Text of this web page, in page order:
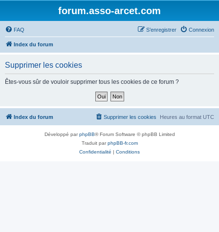
forum.asso-arcet.com
FAQ Connexion
S’enregistrer
Index du forum
Supprimer les cookies
Êtes-vous sûr de vouloir supprimer tous les cookies de ce forum ?
Index du forum Heures au format UTC
Supprimer les cookies
Développé parphpBB® Forum Software © phpBB Limited
Traduit parphpBB-fr.com
Confidentialité | Conditions